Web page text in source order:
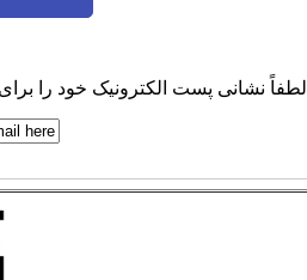
لطفاً نشانی پست الکترونیک خود را برای